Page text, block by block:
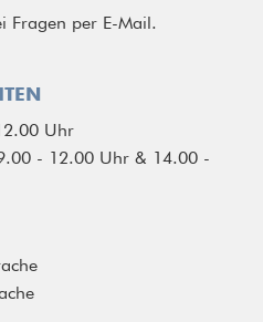
Fragen per E-Mail.
Uhr
- 12.00 Uhr & 14.00 -